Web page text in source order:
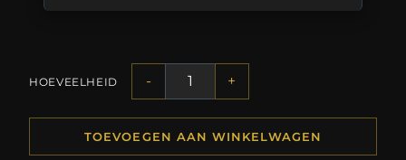
HOEVEELHEID - +
TOEVOEGEN AAN WINKELWAGEN